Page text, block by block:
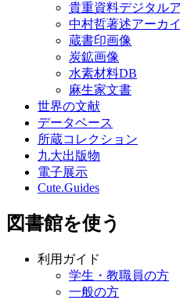
貴重資料デジタル
中村哲著述アーカ
蔵書印画像
炭鉱画像
水素材料DB
麻生家文書
世界の文献
データベース
所蔵コレクション
九大出版物
電子展示
Cute.Guides
図書館を使う
利用ガイド
学生・教職員の方
一般の方